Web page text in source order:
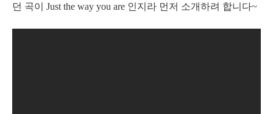
던 곡이 Just the way you are 인지라 먼저 소개하려 합니다~